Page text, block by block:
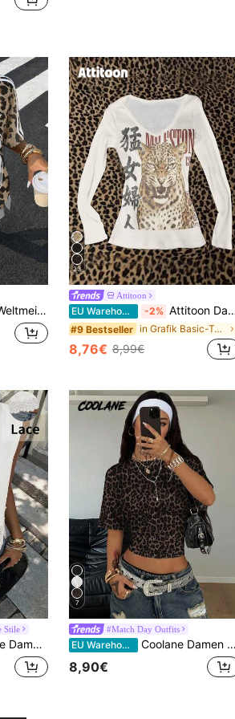
Abzeichen Trikot Damen Mehrfarbig T-Shirt, Retro
23
Attitoon
EU Warehouse -2% Attitoon Damen V-Ausschnitt Slim Fit Langarm T-Shirt, lässig minimalistisch vielseitig für Alltag, Party, Treffen, Vintage Punk, Flughafen, Y2K, Leopard und chinesische Schriftzeichen Distressed Muster Muster T-Shirt, Sommer, Ausflug, Punk
#9 Bestseller in Grafik Basic-T-Shirts
8,76€ 8,99€
Stile
Spitze ärmelloses loses Trägershirt
7
#Match Day Outfits
EU Warehouse Coolane Damen modisches Leopard Muster Crop Top
8,90€